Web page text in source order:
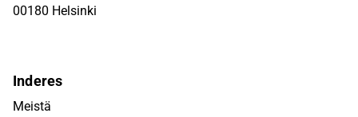
00180 Helsinki
Inderes
Meistä